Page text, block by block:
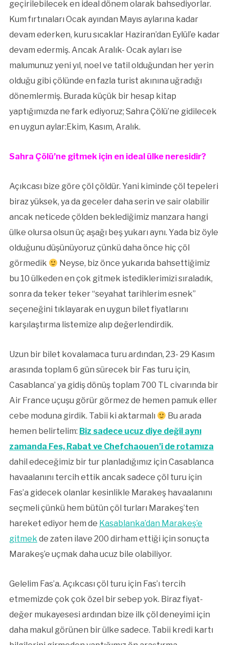
geçirilebilecek en ideal dönem olarak bahsediyorlar.
Kum fırtınaları Ocak ayından Mayıs aylarına kadar
devam ederken, kuru sıcaklar Haziran’dan Eylül’e kadar
devam edermiş. Ancak Aralık- Ocak ayları ise
malumunuz yeni yıl, noel ve tatil olduğundan her yerin
olduğu gibi çölünde en fazla turist akınına uğradığı
dönemlermiş. Burada küçük bir hesap kitap
yaptığımızda ne fark ediyoruz; Sahra Çölü’ne gidilecek
en uygun aylar:Ekim, Kasım, Aralık.
Sahra Çölü’ne gitmek için en ideal ülke neresidir?
Açıkcası bize göre çöl çöldür. Yani kiminde çöl tepeleri
biraz yüksek, ya da geceler daha serin ve sair olabilir
ancak neticede çölden beklediğimiz manzara hangi
ülke olursa olsun üç aşağı beş yukarı aynı. Yada biz öyle
olduğunu düşünüyoruz çünkü daha önce hiç çöl
görmedik
Neyse, biz önce yukarıda bahsettiğimiz
bu 10 ülkeden en çok gitmek istediklerimizi sıraladık,
sonra da teker teker “seyahat tarihlerim esnek”
seçeneğini tıklayarak en uygun bilet fiyatlarını
karşılaştırma listemize alıp değerlendirdik.
Uzun bir bilet kovalamaca turu ardından, 23- 29 Kasım
arasında toplam 6 gün sürecek bir Fas turu için,
Casablanca’ ya gidiş dönüş toplam 700 TL civarında bir
Air France uçuşu görür görmez de hemen pamuk eller
cebe moduna girdik. Tabii ki aktarmalı
Bu arada
hemen belirtelim: Biz sadece ucuz diye değil aynı
zamanda Fes, Rabat ve Chefchaouen’i de rotamıza
dahil edeceğimiz bir tur planladığımız için Casablanca
havaalanını tercih ettik ancak sadece çöl turu için
Fas’a gidecek olanlar kesinlikle Marakeş havaalanını
seçmeli çünkü hem bütün çöl turları Marakeş’ten
hareket ediyor hem de Kasablanka’dan Marakeş’e
gitmek de zaten ilave 200 dirham ettiği için sonuçta
Marakeş’e uçmak daha ucuz bile olabiliyor.
Gelelim Fas’a. Açıkcası çöl turu için Fas’ı tercih
etmemizde çok çok özel bir sebep yok. Biraz fiyat-
değer mukayesesi ardından bize ilk çöl deneyimi için
daha makul görünen bir ülke sadece. Tabii kredi kartı